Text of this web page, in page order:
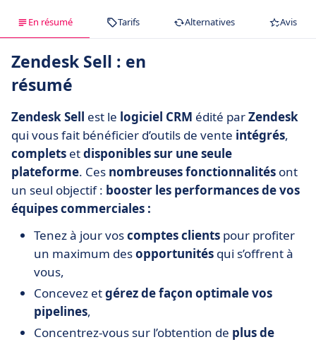
En résumé Tarifs Alternatives Avis
Zendesk Sell : en
résumé
Zendesk Sell est le logiciel CRM édité parZendesk
qui vous fait bénéficier d’outils de vente intégrés,
complets etdisponibles sur une seule
plateforme. Ces nombreuses fonctionnalités ont
un seul objectif : booster les performances de vos
équipes commerciales :
Tenez à jour voscomptes clients pour profiter
un maximum desopportunités qui s’offrent à
vous,
Concevez etgérez de façon optimale vos
pipelines,
Concentrez-vous sur l’obtention de plus de